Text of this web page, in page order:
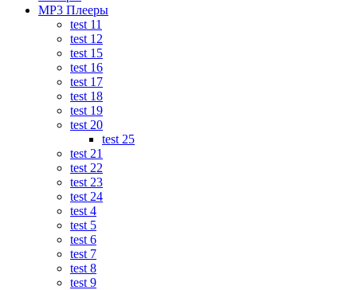
MP3 Плееры
test 11
test 12
test 15
test 16
test 17
test 18
test 19
test 20
test 25
test 21
test 22
test 23
test 24
test 4
test 5
test 6
test 7
test 8
test 9